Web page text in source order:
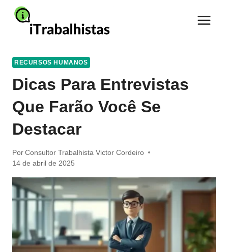
Pular
para
RECURSOS HUMANOS
Dicas Para Entrevistas
Que Farão Você Se
Destacar
Por Consultor Trabalhista Victor Cordeiro
14 de abril de 2025